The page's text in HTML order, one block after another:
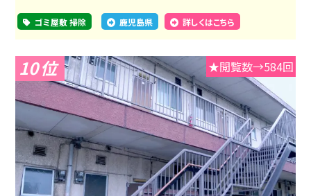
ゴミ屋敷 掃除 鹿児島県 詳しくはこちら
10 ★閲覧数→584回